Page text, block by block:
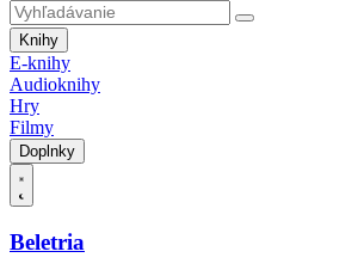
Knihy
E-knihy
Audioknihy
Hry
Filmy
Doplnky
Beletria